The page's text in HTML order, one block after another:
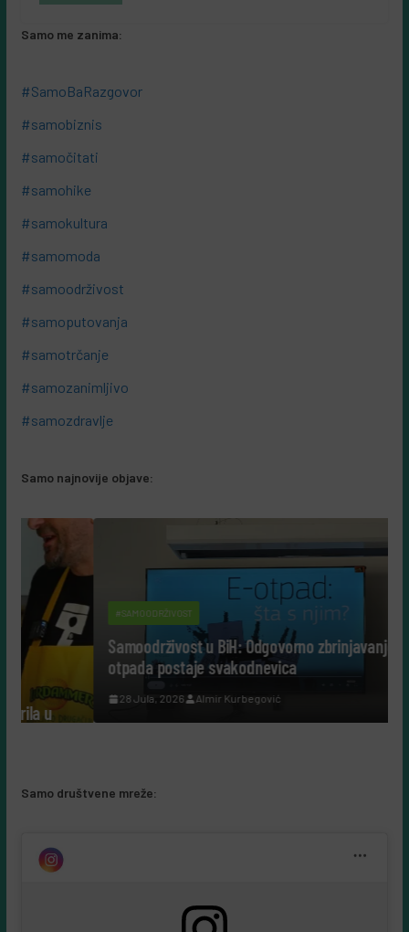
Samo me zanima:
#SamoBaRazgovor
#samobiznis
#samočitati
#samohike
#samokultura
#samomoda
#samoodrživost
#samoputovanja
#samotrčanje
#samozanimljivo
#samozdravlje
Samo najnovije objave:
#SAMOODRŽIVOST
Samoodrživost u BiH: Odgovorno zbrinjavanje e-
otpada postaje svakodnevica
28 Jula, 2026 Almir Kurbegović
Samo društvene mreže: